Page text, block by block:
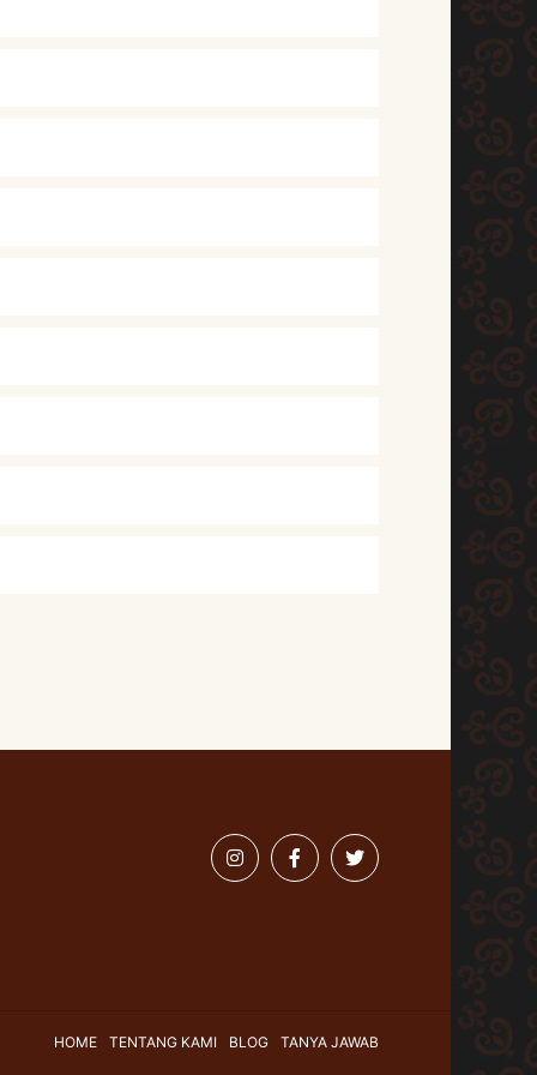
HOME TENTANG KAMI BLOG TANYA JAWAB